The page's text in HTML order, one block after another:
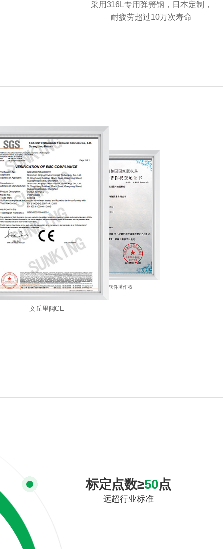
采用316L专用弹簧钢，日本定制，
耐疲劳超过10万次寿命
文丘里阀CE
计算机软件著作权
标定点数≥50点
远超行业标准